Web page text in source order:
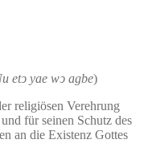
etͻ yae wͻ agbe)
religiösen Verehrung
für seinen Schutz des
an die Existenz Gottes